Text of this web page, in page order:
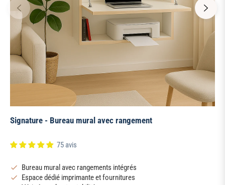
Signature - Bureau mural avec rangement
75 avis
Bureau mural avec rangements intégrés
Espace dédié imprimante et fournitures